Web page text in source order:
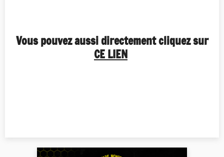
Vous pouvez aussi directement cliquez sur
CE LIEN